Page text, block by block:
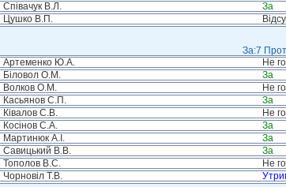
Співачук В.Л.
За
Цушко В.П.
За:7
Артеменко Ю.А.
Не
Біловол О.М.
За
Волков О.М.
Не
Касьянов С.П.
За
Ківалов С.В.
Не
Косінов С.А.
За
Мартинюк А.І.
За
Савицький В.В.
За
Тополов В.С.
Не
Чорновіл Т.В.